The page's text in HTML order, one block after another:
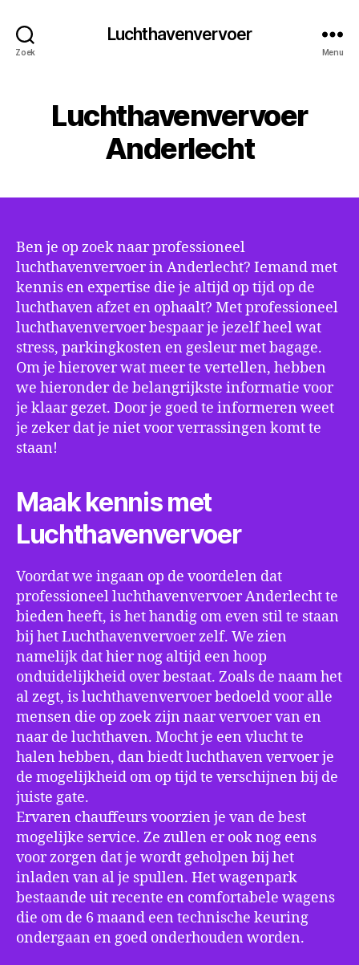
Zoek
Luchthavenvervoer
Menu
Luchthavenvervoer
Anderlecht
Ben je op zoek naar professioneel
luchthavenvervoer in Anderlecht? Iemand met
kennis en expertise die je altijd op tijd op de
luchthaven afzet en ophaalt? Met professioneel
luchthavenvervoer bespaar je jezelf heel wat
stress, parkingkosten en gesleur met bagage.
Om je hierover wat meer te vertellen, hebben
we hieronder de belangrijkste informatie voor
je klaar gezet. Door je goed te informeren weet
je zeker dat je niet voor verrassingen komt te
staan!
Maak kennis met
Luchthavenvervoer
Voordat we ingaan op de voordelen dat
professioneel luchthavenvervoer Anderlecht te
bieden heeft, is het handig om even stil te staan
bij het Luchthavenvervoer zelf. We zien
namelijk dat hier nog altijd een hoop
onduidelijkheid over bestaat. Zoals de naam het
al zegt, is luchthavenvervoer bedoeld voor alle
mensen die op zoek zijn naar vervoer van en
naar de luchthaven. Mocht je een vlucht te
halen hebben, dan biedt luchthaven vervoer je
de mogelijkheid om op tijd te verschijnen bij de
juiste gate.
Ervaren chauffeurs voorzien je van de best
mogelijke service. Ze zullen er ook nog eens
voor zorgen dat je wordt geholpen bij het
inladen van al je spullen. Het wagenpark
bestaande uit recente en comfortabele wagens
die om de 6 maand een technische keuring
ondergaan en goed onderhouden worden.